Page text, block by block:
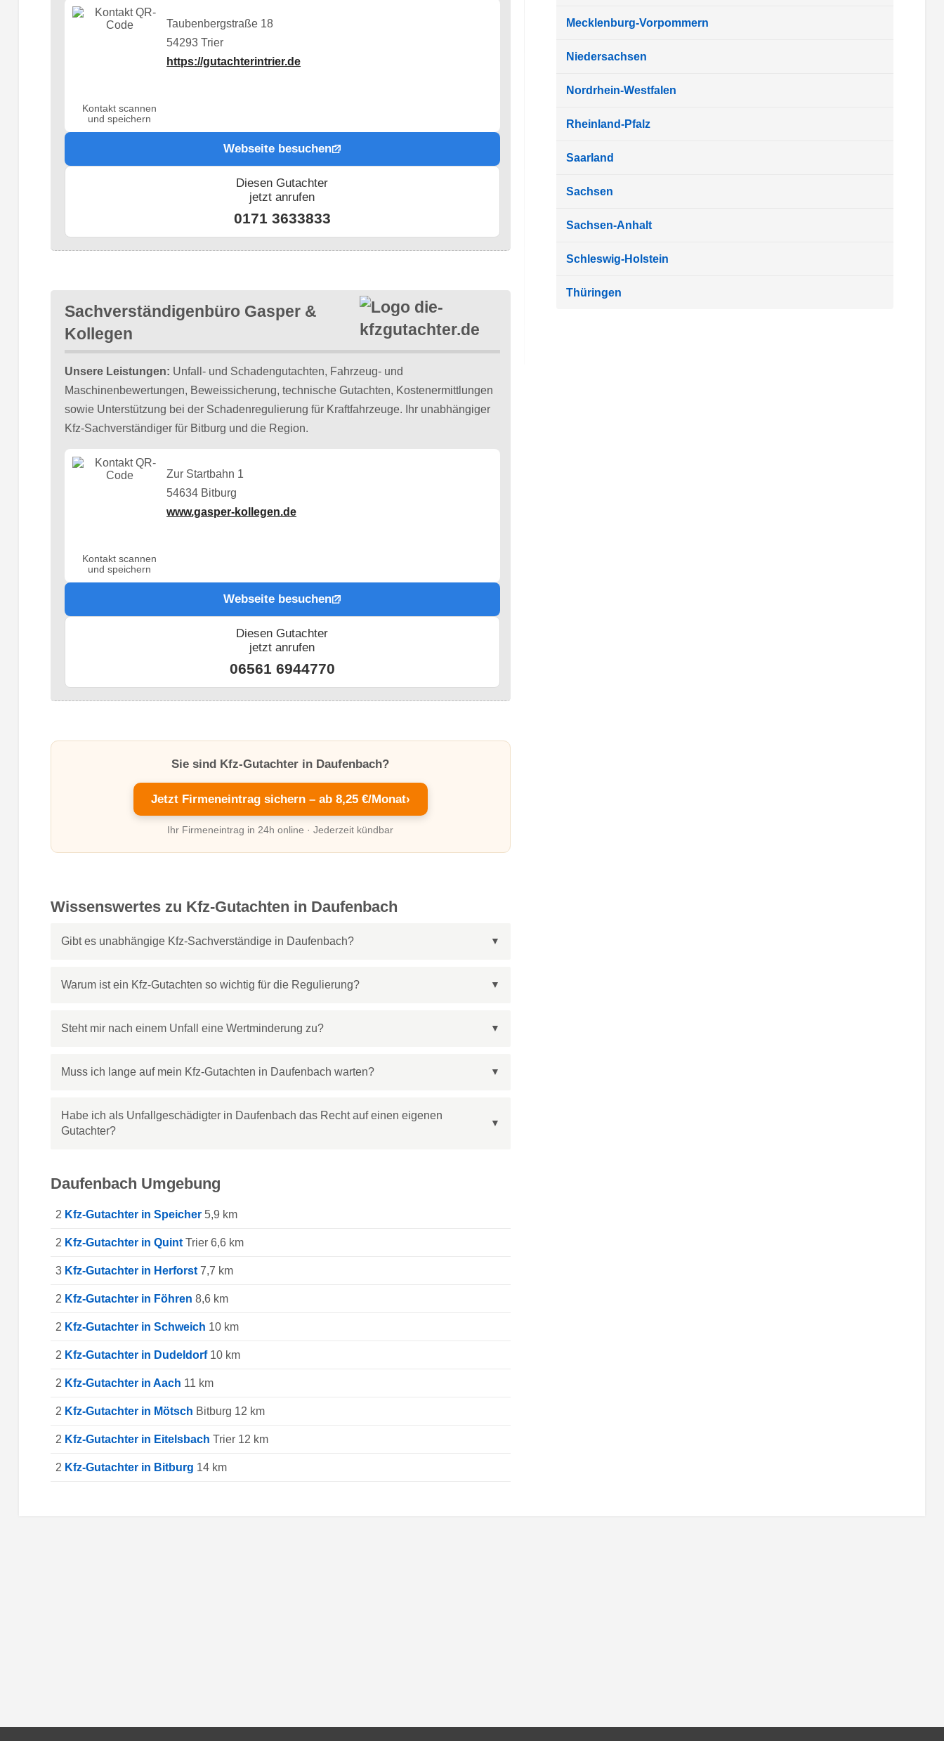
Kontakt scannen
und speichern
Taubenbergstraße 18
54293 Trier
https://gutachterintrier.de
Webseite besuchen
Diesen Gutachter
jetzt anrufen
0171 3633833
Sachverständigenbüro Gasper &
Kollegen
Unsere Leistungen: Unfall- und Schadengutachten, Fahrzeug- und
Maschinenbewertungen, Beweissicherung, technische Gutachten, Kostenermittlungen
sowie Unterstützung bei der Schadenregulierung für Kraftfahrzeuge. Ihr unabhängiger
Kfz-Sachverständiger für Bitburg und die Region.
Kontakt scannen
und speichern
Zur Startbahn 1
54634 Bitburg
www.gasper-kollegen.de
Webseite besuchen
Diesen Gutachter
jetzt anrufen
06561 6944770
Sie sind Kfz-Gutachter in Daufenbach?
Jetzt Firmeneintrag sichern – ab 8,25 €/Monat›
Ihr Firmeneintrag in 24h online · Jederzeit kündbar
Wissenswertes zu Kfz-Gutachten in Daufenbach
Gibt es unabhängige Kfz-Sachverständige in Daufenbach?
Warum ist ein Kfz-Gutachten so wichtig für die Regulierung?
Steht mir nach einem Unfall eine Wertminderung zu?
Muss ich lange auf mein Kfz-Gutachten in Daufenbach warten?
Habe ich als Unfallgeschädigter in Daufenbach das Recht auf einen eigenen
Gutachter?
Daufenbach Umgebung
2 Kfz-Gutachter in Speicher5,9 km
2 Kfz-Gutachter in QuintTrier 6,6 km
3 Kfz-Gutachter in Herforst7,7 km
2 Kfz-Gutachter in Föhren 8,6 km
2 Kfz-Gutachter in Schweich 10 km
2 Kfz-Gutachter in Dudeldorf10 km
2 Kfz-Gutachter in Aach 11 km
2 Kfz-Gutachter in Mötsch Bitburg 12 km
2 Kfz-Gutachter in Eitelsbach Trier 12 km
2 Kfz-Gutachter in Bitburg 14 km
Mecklenburg-Vorpommern
Niedersachsen
Nordrhein-Westfalen
Rheinland-Pfalz
Saarland
Sachsen
Sachsen-Anhalt
Schleswig-Holstein
Thüringen